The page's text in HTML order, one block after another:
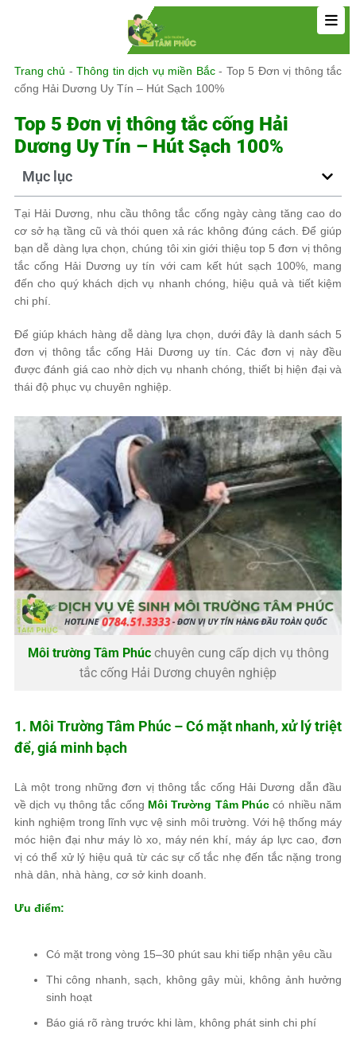
Trang chủ -Thông tin dịch vụ miền Bắc- Top 5 Đơn vị thông tắc
cống Hải Dương Uy Tín – Hút Sạch 100%
Top 5 Đơn vị thông tắc cống Hải
Dương Uy Tín – Hút Sạch 100%
Mục lục
Tại Hải Dương, nhu cầu thông tắc cống ngày càng tăng cao do
cơ sở hạ tầng cũ và thói quen xả rác không đúng cách. Để giúp
bạn dễ dàng lựa chọn, chúng tôi xin giới thiệu top 5 đơn vị thông
tắc cống Hải Dương uy tín với cam kết hút sạch 100%, mang
đến cho quý khách dịch vụ nhanh chóng, hiệu quả và tiết kiệm
chi phí.
Để giúp khách hàng dễ dàng lựa chọn, dưới đây là danh sách 5
đơn vị thông tắc cống Hải Dương uy tín. Các đơn vị này đều
được đánh giá cao nhờ dịch vụ nhanh chóng, thiết bị hiện đại và
thái độ phục vụ chuyên nghiệp.
Môi trường Tâm Phúcchuyên cung cấp dịch vụ thông
tắc cống Hải Dương chuyên nghiệp
1. Môi Trường Tâm Phúc – Có mặt nhanh, xử lý triệt
để, giá minh bạch
Là một trong những đơn vị thông tắc cống Hải Dương dẫn đầu
về dịch vụ thông tắc cống Môi Trường Tâm Phúc có nhiều năm
kinh nghiệm trong lĩnh vực vệ sinh môi trường. Với hệ thống máy
móc hiện đại như máy lò xo, máy nén khí, máy áp lực cao, đơn
vị có thể xử lý hiệu quả từ các sự cố tắc nhẹ đến tắc nặng trong
nhà dân, nhà hàng, cơ sở kinh doanh.
Ưu điểm:
Có mặt trong vòng 15–30 phút sau khi tiếp nhận yêu cầu
Thi công nhanh, sạch, không gây mùi, không ảnh hưởng
sinh hoạt
Báo giá rõ ràng trước khi làm, không phát sinh chi phí